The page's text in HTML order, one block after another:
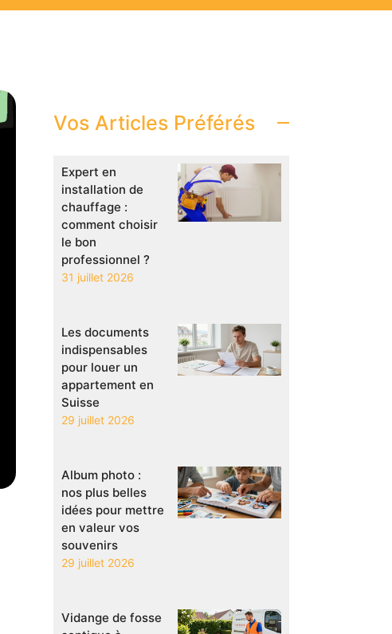
Vos Articles Préférés
Expert en
installation de
chauffage :
comment choisir
le bon
professionnel ?
31 juillet 2026
Les documents
indispensables
pour louer un
appartement en
Suisse
29 juillet 2026
Album photo :
nos plus belles
idées pour mettre
en valeur vos
souvenirs
29 juillet 2026
Vidange de fosse